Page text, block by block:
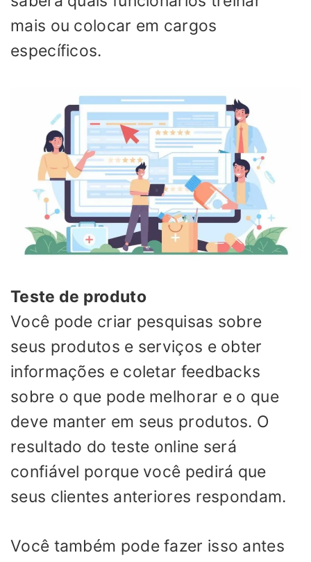
mais ou colocar em cargos
específicos.
Teste de produto
Você pode criar pesquisas sobre
seus produtos e serviços e obter
informações e coletar feedbacks
sobre o que pode melhorar e o que
deve manter em seus produtos. O
resultado do teste online será
confiável porque você pedirá que
seus clientes anteriores respondam.
Você também pode fazer isso antes